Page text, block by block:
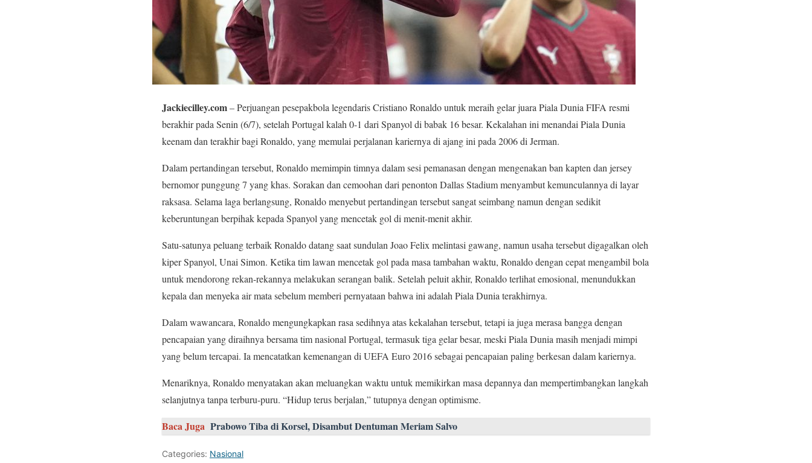
Jackiecilley.com– Perjuangan pesepakbola legendaris Cristiano Ronaldo untuk meraih gelar juara Piala Dunia FIFA resmi
berakhir pada Senin (6/7), setelah Portugal kalah 0-1 dari Spanyol di babak 16 besar. Kekalahan ini menandai Piala Dunia
keenam dan terakhir bagi Ronaldo, yang memulai perjalanan kariernya di ajang ini pada 2006 di Jerman.
Dalam pertandingan tersebut, Ronaldo memimpin timnya dalam sesi pemanasan dengan mengenakan ban kapten dan jersey
bernomor punggung 7 yang khas. Sorakan dan cemoohan dari penonton Dallas Stadium menyambut kemunculannya di layar
raksasa. Selama laga berlangsung, Ronaldo menyebut pertandingan tersebut sangat seimbang namun dengan sedikit
keberuntungan berpihak kepada Spanyol yang mencetak gol di menit-menit akhir.
Satu-satunya peluang terbaik Ronaldo datang saat sundulan Joao Felix melintasi gawang, namun usaha tersebut digagalkan oleh
kiper Spanyol, Unai Simon. Ketika tim lawan mencetak gol pada masa tambahan waktu, Ronaldo dengan cepat mengambil bola
untuk mendorong rekan-rekannya melakukan serangan balik. Setelah peluit akhir, Ronaldo terlihat emosional, menundukkan
kepala dan menyeka air mata sebelum memberi pernyataan bahwa ini adalah Piala Dunia terakhirnya.
Dalam wawancara, Ronaldo mengungkapkan rasa sedihnya atas kekalahan tersebut, tetapi ia juga merasa bangga dengan
pencapaian yang diraihnya bersama tim nasional Portugal, termasuk tiga gelar besar, meski Piala Dunia masih menjadi mimpi
yang belum tercapai. Ia mencatatkan kemenangan di UEFA Euro 2016 sebagai pencapaian paling berkesan dalam kariernya.
Menariknya, Ronaldo menyatakan akan meluangkan waktu untuk memikirkan masa depannya dan mempertimbangkan langkah
selanjutnya tanpa terburu-puru. “Hidup terus berjalan,” tutupnya dengan optimisme.
Baca Juga Prabowo Tiba di Korsel, Disambut Dentuman Meriam Salvo
Categories: Nasional